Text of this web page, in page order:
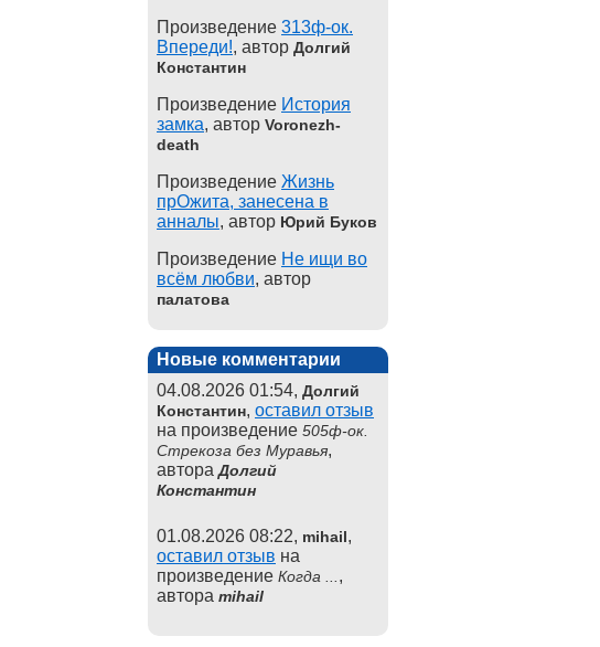
Произведение 313ф-ок.
Впереди!, автор Долгий
Константин
Произведение История
замка, автор Voronezh-
death
Произведение Жизнь
прОжита, занесена в
анналы, автор Юрий Буков
Произведение Не ищи во
всём любви, автор
палатова
Новые комментарии
04.08.2026 01:54, Долгий
Константин, оставил отзыв
на произведение 505ф-ок.
Стрекоза без Муравья,
автораДолгий
Константин
01.08.2026 08:22, mihail,
оставил отзыв на
произведение Когда ... ,
автора mihail